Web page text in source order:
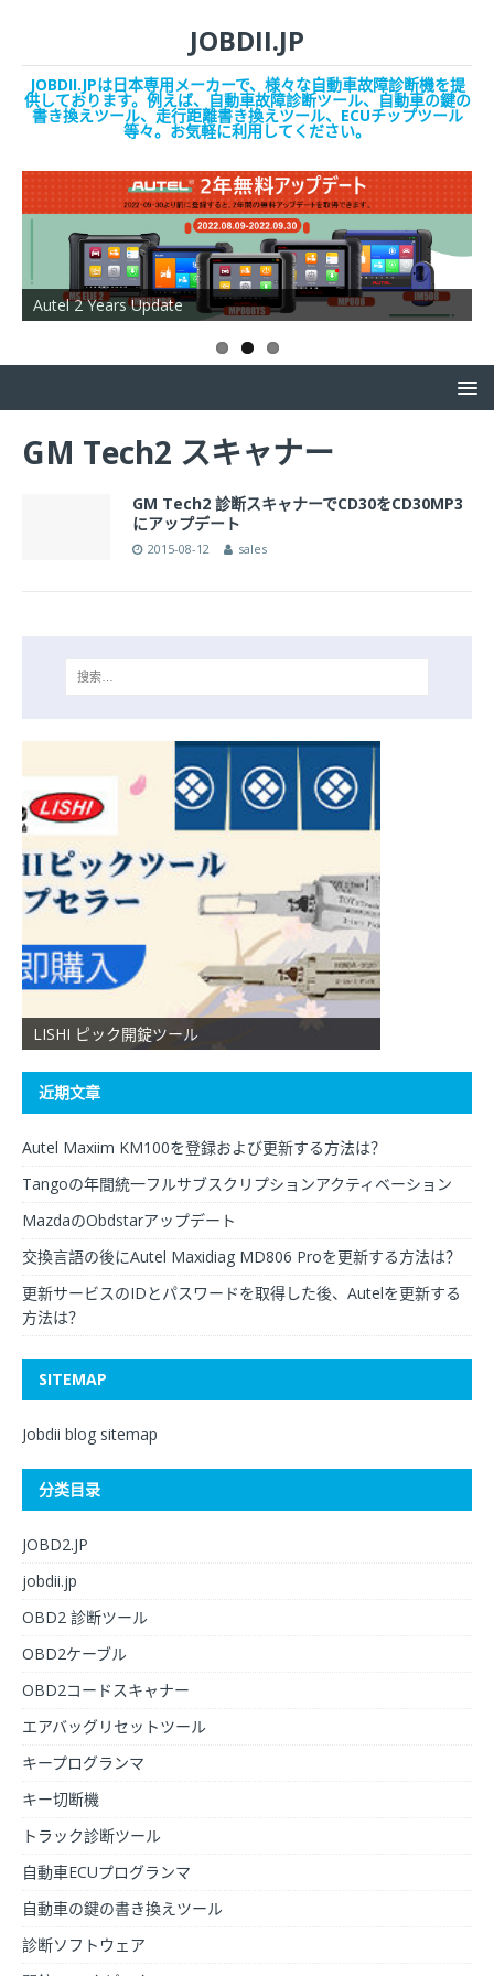
JOBDII.JP
JOBDII.JPは日本専用メーカーで、様々な自動車故障診断機を提
供しております。例えば、自動車故障診断ツール、自動車の鍵の
書き換えツール、走行距離書き換えツール、ECUチップツール
等々。お気軽に利用してください。
Autel 2 Years Update
GM Tech2 スキャナー
GM Tech2 診断スキャナーでCD30をCD30MP3
にアップデート
2015-08-12 sales
LISHI ピック開錠ツール
近期文章
Autel Maxiim KM100を登録および更新する方法は？
Tangoの年間統一フルサブスクリプションアクティベーション
MazdaのObdstarアップデート
交換言語の後にAutel Maxidiag MD806 Proを更新する方法は？
更新サービスのIDとパスワードを取得した後、Autelを更新する
方法は？
SITEMAP
Jobdii blog sitemap
分类目录
JOBD2.JP
jobdii.jp
OBD2 診断ツール
OBD2ケーブル
OBD2コードスキャナー
エアバッグリセットツール
キープログランマ
キー切断機
トラック診断ツール
自動車ECUプログランマ
自動車の鍵の書き換えツール
診断ソフトウェア